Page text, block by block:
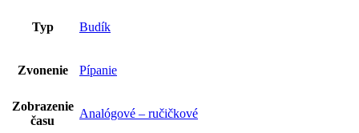
Typ Budík
Zvonenie Pípanie
Zobrazenie
času
Analógové – ručičkové